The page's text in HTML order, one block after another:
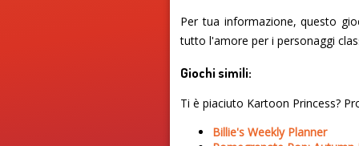
Per tua informazione, questo
tutto l'amore per i personaggi
Giochi simili:
Ti è piaciuto Kartoon Princess?
Billie's Weekly Planner